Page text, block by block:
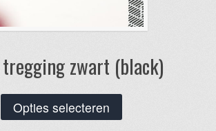
zwart (black)
Opties selecteren
product